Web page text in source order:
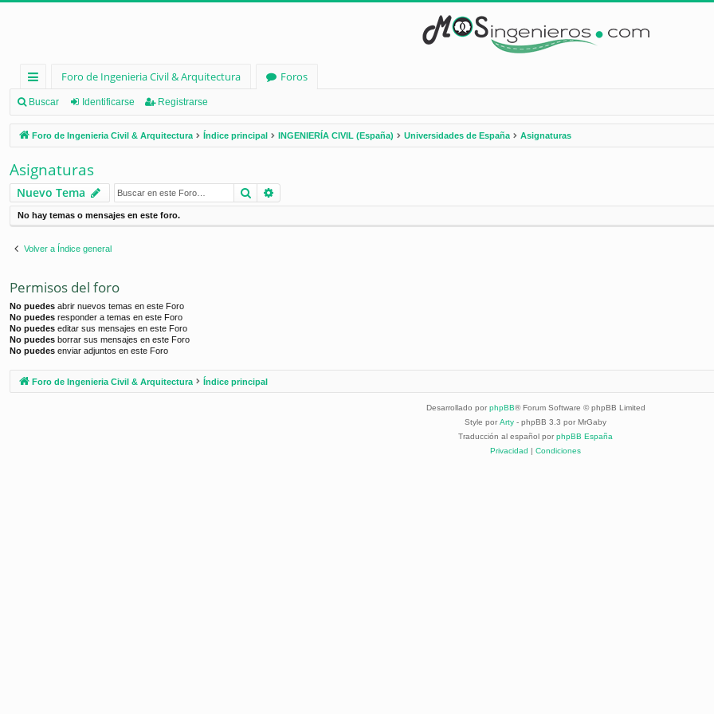
nl
ac
es
rá
pi
d
os
Foro de Ingenieria Civil & Arquitectura
Foros
Buscar Identificarse Registrarse
Foro de Ingenieria Civil & Arquitectura Índice principal INGENIERÍA CIVIL (España) Universidades de España Asignaturas
Asignaturas
Nuevo Tema Buscar
No hay temas o mensajes en este foro.
Volver a Índice general
Permisos del foro
No puedes abrir nuevos temas en este Foro
No puedes responder a temas en este Foro
No puedes editar sus mensajes en este Foro
No puedes borrar sus mensajes en este Foro
No puedes enviar adjuntos en este Foro
Foro de Ingenieria Civil & Arquitectura Índice principal
Desarrollado por phpBB® Forum Software © phpBB Limited
Style por Arty - phpBB 3.3 por MrGaby
Traducción al español por phpBB España
Privacidad | Condiciones